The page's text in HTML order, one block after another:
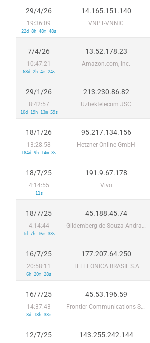
29/4/26
19:36:09
22d 8h 48m 48s
14.165.151.140
VNPT-VNNIC
7/4/26
10:47:21
68d 2h 4m 24s
13.52.178.23
Amazon.com, Inc.
29/1/26
8:42:57
10d 19h 13m 59s
213.230.86.82
Uzbektelecom JSC
18/1/26
13:28:58
184d 9h 14m 3s
95.217.134.156
Hetzner Online GmbH
18/7/25
4:14:55
11s
191.9.67.178
Vivo
18/7/25
4:14:44
1d 7h 16m 33s
45.188.45.74
Gildemberg de Souza Andrade Acesso a Internet EPP
16/7/25
20:58:11
6h 20m 28s
177.207.64.250
TELEFÔNICA BRASIL S.A
16/7/25
14:37:43
3d 18h 33m
45.53.196.59
Frontier Communications Solutions
12/7/25 143.255.242.144